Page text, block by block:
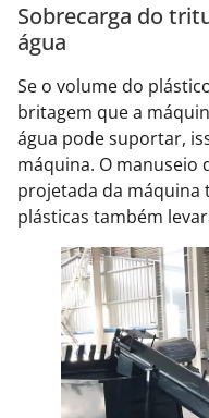
Sobrecarga do
água
Se o volume do
britagem que a
água pode suportar,
máquina. O manuseio
projetada da
plásticas também